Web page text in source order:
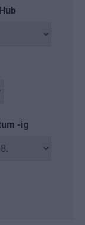
Hub
-ig